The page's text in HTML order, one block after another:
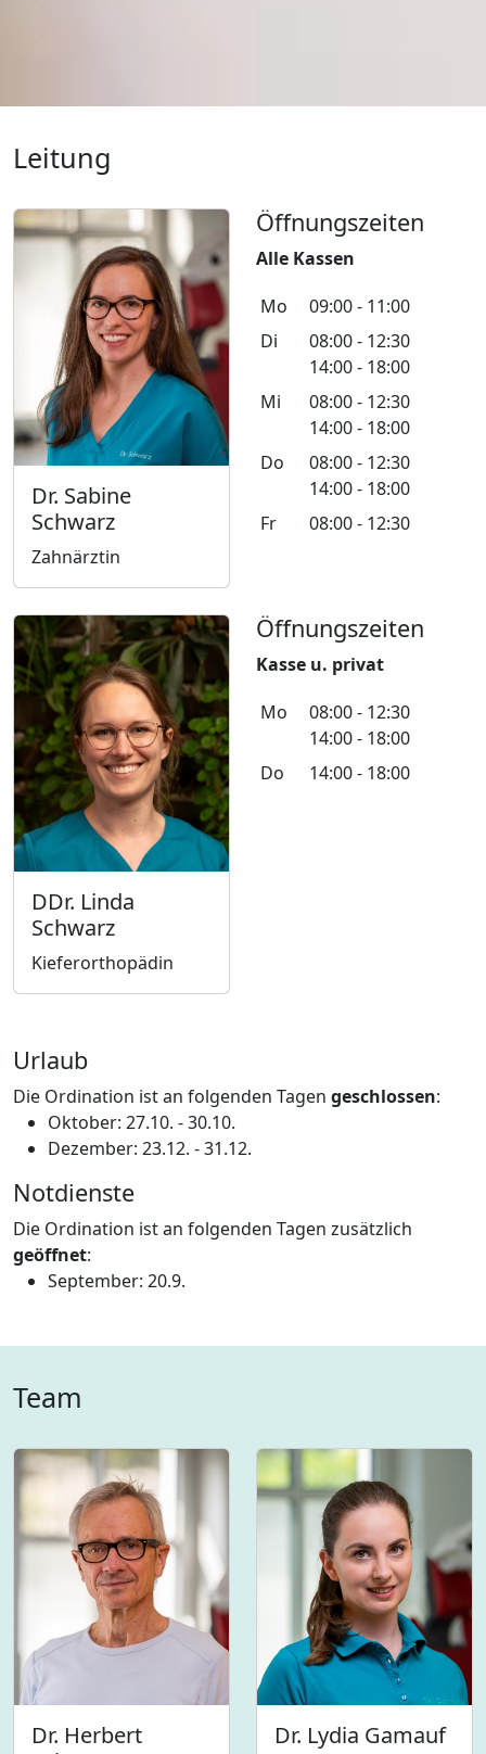
Leitung
Dr. Sabine
Schwarz
Zahnärztin
Öffnungszeiten
Alle Kassen
Mo
09:00 - 11:00
Di
08:00 - 12:30
14:00 - 18:00
Mi
08:00 - 12:30
14:00 - 18:00
Do
08:00 - 12:30
14:00 - 18:00
Fr
08:00 - 12:30
DDr. Linda
Schwarz
Kieferorthopädin
Öffnungszeiten
Kasse u. privat
Mo
08:00 - 12:30
14:00 - 18:00
Do
14:00 - 18:00
Urlaub
Die Ordination ist an folgenden Tagen geschlossen:
Oktober: 27.10. - 30.10.
Dezember: 23.12. - 31.12.
Notdienste
Die Ordination ist an folgenden Tagen zusätzlich
geöffnet:
September: 20.9.
Team
Dr. Herbert
Dr. Lydia Gamauf